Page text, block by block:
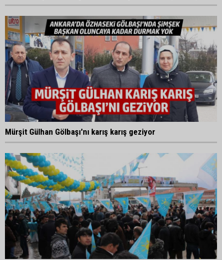
Mürşit Gülhan Gölbaşı'nı karış karış geziyor